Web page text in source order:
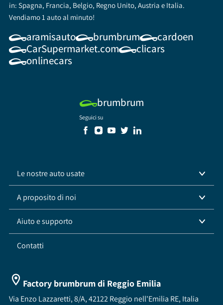
in: Spagna, Francia, Belgio, Regno Unito, Austria e Italia.
Vendiamo 1 auto al minuto!
aramisauto brumbrum
cardoen
CarSupermarket.com
clicars
onlinecars
brumbrum
Seguici su
Le nostre auto usate
A proposito di noi
Aiuto e supporto
Contatti
Factory brumbrum di Reggio Emilia
Via Enzo Lazzaretti, 8/A, 42122 Reggio nell'Emilia RE, Italia